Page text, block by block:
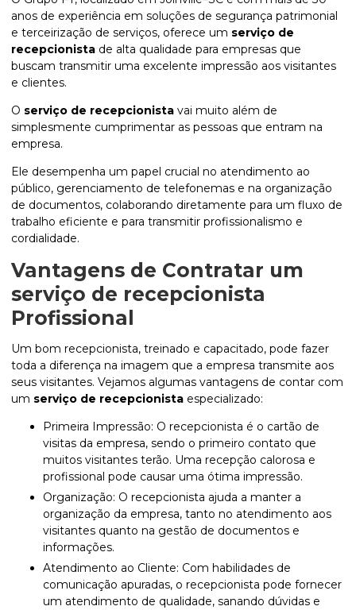
anos de experiência em soluções de segurança patrimonial
e terceirização de serviços, oferece um serviço de
recepcionista de alta qualidade para empresas que
buscam transmitir uma excelente impressão aos visitantes
e clientes.
O serviço de recepcionista vai muito além de
simplesmente cumprimentar as pessoas que entram na
empresa.
Ele desempenha um papel crucial no atendimento ao
público, gerenciamento de telefonemas e na organização
de documentos, colaborando diretamente para um fluxo de
trabalho eficiente e para transmitir profissionalismo e
cordialidade.
Vantagens de Contratar um
serviço de recepcionista
Profissional
Um bom recepcionista, treinado e capacitado, pode fazer
toda a diferença na imagem que a empresa transmite aos
seus visitantes. Vejamos algumas vantagens de contar com
um serviço de recepcionista especializado:
Primeira Impressão: O recepcionista é o cartão de
visitas da empresa, sendo o primeiro contato que
muitos visitantes terão. Uma recepção calorosa e
profissional pode causar uma ótima impressão.
Organização: O recepcionista ajuda a manter a
organização da empresa, tanto no atendimento aos
visitantes quanto na gestão de documentos e
informações.
Atendimento ao Cliente: Com habilidades de
comunicação apuradas, o recepcionista pode fornecer
um atendimento de qualidade, sanando dúvidas e